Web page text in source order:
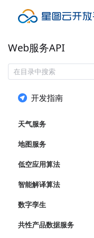
Web服务API
开发指南
天气服务
地图服务
低空应用算法
智能解译算法
数字孪生
共性产品数据服务